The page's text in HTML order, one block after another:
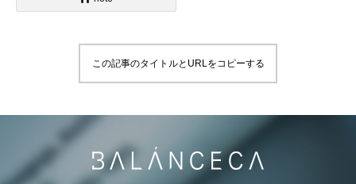
この記事のタイトルとURLをコピーする